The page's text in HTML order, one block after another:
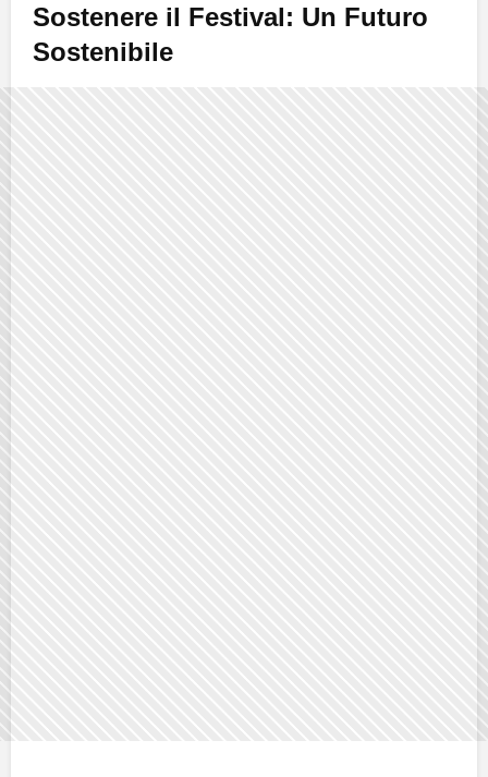
Sostenere il Festival: Un Futuro
Sostenibile